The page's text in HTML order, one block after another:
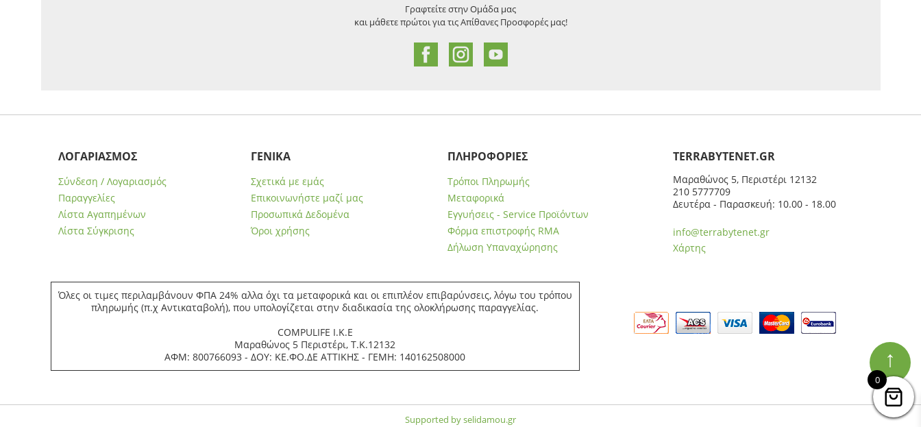
Γραφτείτε στην Ομάδα μας
και μάθετε πρώτοι για τις Απίθανες Προσφορές μας!
ΛΟΓΑΡΙΑΣΜΟΣ
Σύνδεση / Λογαριασμός
Παραγγελίες
Λίστα Αγαπημένων
Λίστα Σύγκρισης
ΓΕΝΙΚΑ
Σχετικά με εμάς
Επικοινωνήστε μαζί μας
Προσωπικά Δεδομένα
Όροι χρήσης
ΠΛΗΡΟΦΟΡΙΕΣ
Τρόποι Πληρωμής
Μεταφορικά
Εγγυήσεις - Service Προϊόντων
Φόρμα επιστροφής RMA
Δήλωση Υπαναχώρησης
ΤERRABYTENET.GR
Μαραθώνος 5, Περιστέρι 12132
210 5777709
Δευτέρα - Παρασκευή: 10.00 - 18.00
info@terrabytenet.gr
Χάρτης
Όλες οι τιμες περιλαμβάνουν ΦΠΑ 24% αλλα όχι τα μεταφορικά και οι επιπλέον επιβαρύνσεις, λόγω του τρόπου
πληρωμής (π.χ Αντικαταβολή), που υπολογίζεται στην διαδικασία της ολοκλήρωσης παραγγελίας.
COMPULIFE Ι.Κ.Ε
Μαραθώνος 5 Περιστέρι, Τ.Κ.12132
ΑΦΜ: 800766093 - ΔΟΥ: ΚΕ.ΦΟ.ΔΕ ΑΤΤΙΚΗΣ - ΓΕΜΗ: 140162508000
Supported by selidamou.gr
↑
0